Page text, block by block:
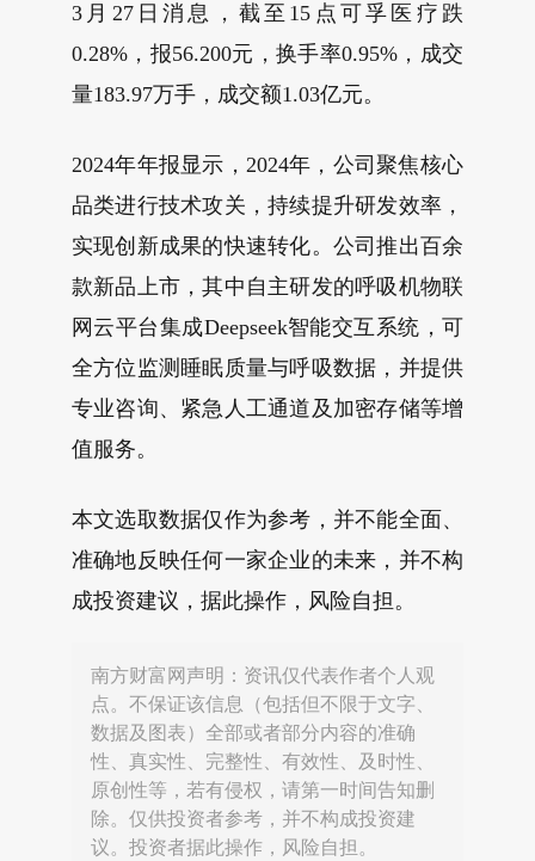
3月27日消息，截至15点可孚医疗跌
0.28%，报56.200元，换手率0.95%，成交
量183.97万手，成交额1.03亿元。
2024年年报显示，2024年，公司聚焦核心
品类进行技术攻关，持续提升研发效率，
实现创新成果的快速转化。公司推出百余
款新品上市，其中自主研发的呼吸机物联
网云平台集成Deepseek智能交互系统，可
全方位监测睡眠质量与呼吸数据，并提供
专业咨询、紧急人工通道及加密存储等增
值服务。
本文选取数据仅作为参考，并不能全面、
准确地反映任何一家企业的未来，并不构
成投资建议，据此操作，风险自担。
南方财富网声明：资讯仅代表作者个人观
点。不保证该信息（包括但不限于文字、
数据及图表）全部或者部分内容的准确
性、真实性、完整性、有效性、及时性、
原创性等，若有侵权，请第一时间告知删
除。仅供投资者参考，并不构成投资建
议。投资者据此操作，风险自担。